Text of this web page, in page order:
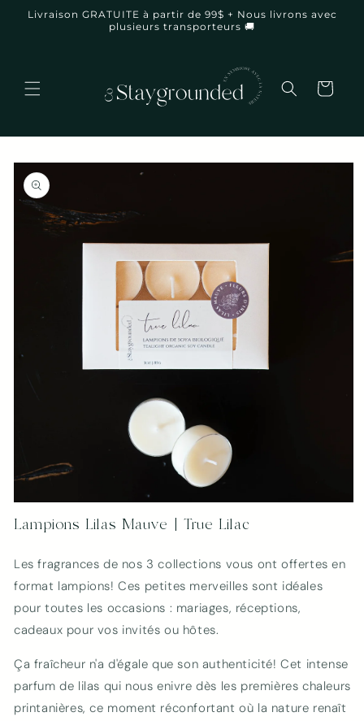
passer
Livraison GRATUITE à partir de 99$ + Nous livrons avec
plusieurs transporteurs 🚚
Panier
Passer aux
informations
produits
le
média
dans
une
fenêtre
modale
Lampions Lilas Mauve | True Lilac
Les fragrances de nos 3 collections vous ont offertes en
format lampions! Ces petites merveilles sont idéales
pour toutes les occasions : mariages, réceptions,
cadeaux pour vos invités ou hôtes.
Ça fraîcheur n'a d'égale que son authenticité!Cet intense
parfum de lilas qui nous enivre dès les premières chaleurs
printanières, ce moment réconfortant où la nature renaît